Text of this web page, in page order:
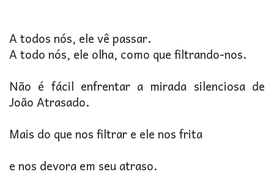
A todos nós, ele vê passar.
A todo nós, ele olha, como que filtrando-nos.
Não é fácil enfrentar a mirada silenciosa de
João Atrasado.
Mais do que nos filtrar e ele nos frita
e nos devora em seu atraso.